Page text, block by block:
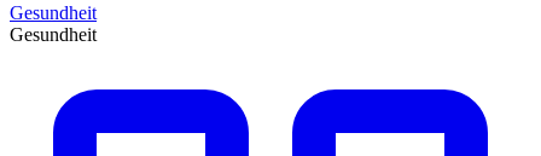
Gesundheit
Gesundheit